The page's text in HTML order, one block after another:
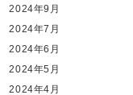
2024年9月
2024年7月
2024年6月
2024年5月
2024年4月